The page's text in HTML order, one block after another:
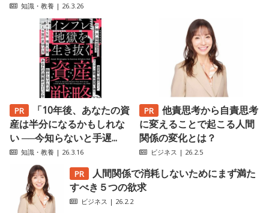
知識・教養 | 26.3.26
「10年後、あなたの資
産は半分になるかもしれな
い ──今知らないと手遅...
知識・教養 | 26.3.16
他責思考から自責思考
に変えることで起こる人間
関係の変化とは？
ビジネス | 26.2.5
人間関係で消耗しないためにまず満た
すべき５つの欲求
ビジネス | 26.2.2